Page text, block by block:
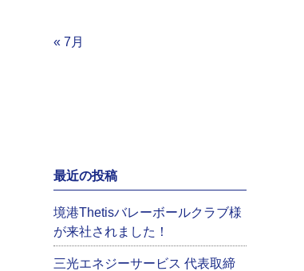
« 7月
最近の投稿
境港Thetisバレーボールクラブ様
が来社されました！
三光エネジーサービス 代表取締